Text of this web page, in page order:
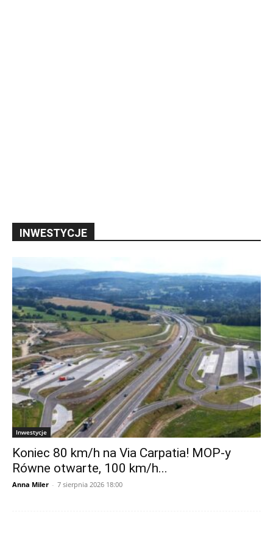
INWESTYCJE
Inwestycje
Koniec 80 km/h na Via Carpatia! MOP-y
Równe otwarte, 100 km/h...
Anna Miler - 7 sierpnia 2026 18:00